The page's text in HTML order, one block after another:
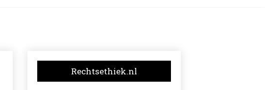
Rechtsethiek.nl